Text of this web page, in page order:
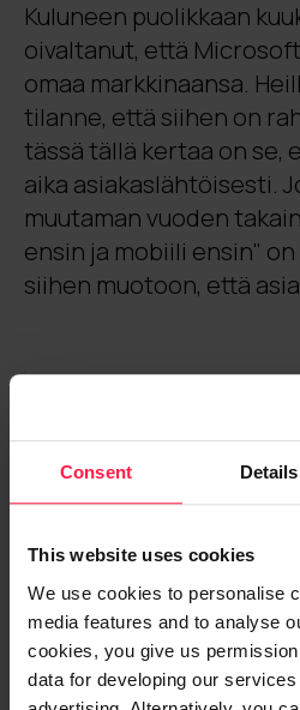
Consent Details
This website uses cookies
We use cookies to personalise
media features and to analyse
cookies, you give us
data for developing our
Kuluneen puolikkaan
oivaltanut, että
omaa markkinaansa.
tilanne, että siihen on
tässä tällä kertaa on se,
aika asiakaslähtöisesti.
muutaman vuoden
ensin ja mobiili ensin"
siihen muotoon, että
Oivalsin, että
nielaisemaan parikin
kysynyt Microsoftin
liittämisestä. Se kun ei
niin helppoa kuin
näyttää siltä, että